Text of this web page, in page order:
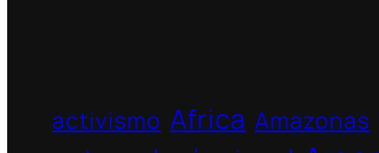
activismo Africa Amazonas